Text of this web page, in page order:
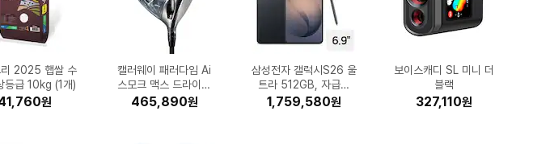
리 2025 햅쌀 수
등급 10kg (1개)
원
캘러웨이 패러다임 Ai
스모크 맥스 드라이버
(정품)
465,890원
삼성전자 갤럭시S26 울
트라 512GB, 자급제
(블랙)
1,759,580원
보이스캐디 SL 미니 더
블랙
327,110원
터내셔널 카멜마
쳐 E2 고강도 듀
어 프레임 모션
원
동서식품 맥심 모카골드
마일드 커피믹스 스틱 4
00개입 (1개)
54,600원
GIGABYTE B850M
AORUS ELITE WIFI6
E ICE 제이씨현
227,490원
허먼밀러 뉴 에어론 풀
체어 (B size)
1,342,930원
KC3000 M.2
(1TB)
원
팅크웨어 아이나비 VX3
000 2채널 (64GB, 무
료장착)
207,200원
Microsoft Windows
11 Pro (처음사용자용
한글)
168,990원
ASUS 비보북 16 X16
07AA-MB045W (SS
D 512GB)
1,169,000원
피디알엔 히알루
슐 100 세럼 30
ml (1개)
17,510원
모토벨로 KG9 DUAL
(48V, 8Ah)
998,000원
삼성전자 갤럭시S26 2
56GB, 자급제 (블랙)
1,141,140원
Microsoft Office 2
024 Home & Busine
ss (PKC 한글)
29,000원
KLEVV
5600 CL46
인포 (16GB)
원
큐맥스 QMAX-C02
32,610원
세이코 남성 셀렉션 S시
리즈_SBTH007
208,000원
캐논 파워샷 V1 (정품)
1,169,090원
자 SL-C513W
(기본토너)
원
Epson 정품 무한 L32
56 (무한잉크)
206,000원
한국타이어 다이나프로
HPX RA43 235/55R
19 (전국무료장착)
141,680원
글락소스미스클라인 센
소다인 오리지널 플러스
치약 100g (6개)
20,320원
베이직 오피스
체어
원
LG전자 휘센 DQ205P
SVA (일반구매)
413,493원
삼성전자 정품 MLT-K2
50L 검정
148,530원
삼성전자 올레드 KQ55
SF8EAEXKR (스탠드)
1,135,430원
더 플렌더 Max
200G (일반구
매)
원
롯데정밀화학 유록스 요
소수 10L (1개)
8,400원
LG전자 오브제컬렉션
DQ235MWGA (일반
구매)
556,410원
혼다 슈퍼커브110
2,739,990
리서치 리쥬란
러 모이스춰 트
트 앰플 30ml (1
원
Microsoft Windows
11 Home (처음사용자
용 한글)
119,990원
엔티스 ES 700W 80
PLUS스탠다드 ATX3.1
54,500원
클라우드백 마이 사이즈
체어 M900MQ 2.0
게이밍 의자
308,490원
어 벤투스 에어
245/45R18
국무료장착)
원
UGREEN DXP4800
Plus (하드미포함)
1,079,000원
K2 플라이하이크 프라
임 FUS24G21-C2
74,520원
AMD 라이젠7-6세대
9800X3D (그래니트
릿지) (멀티팩 정품)
690,660원